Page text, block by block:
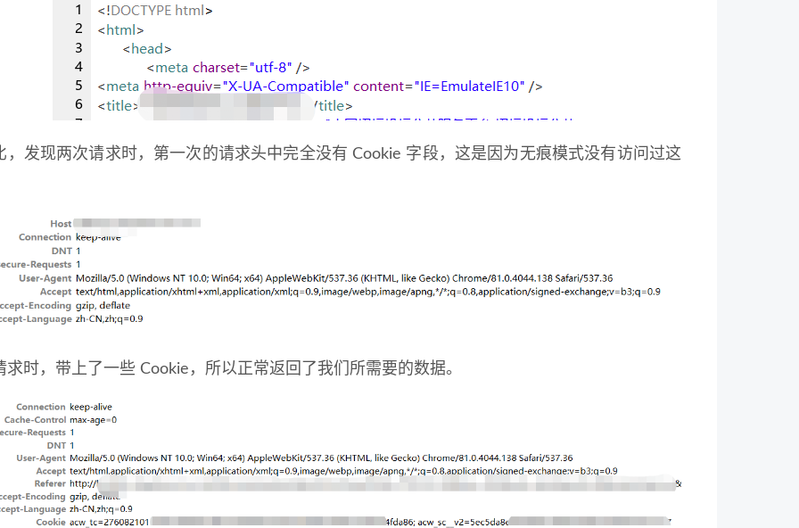
，发现两次请求时，第一次的请求头中完全没有 Cookie 字段，这是因为无痕模式没有访问过这
求时，带上了一些 Cookie，所以正常返回了我们所需要的数据。